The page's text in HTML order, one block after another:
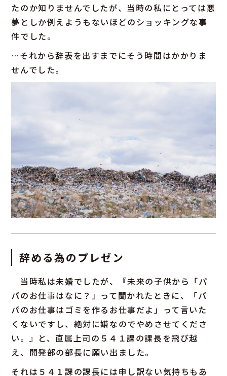
たのか知りませんでしたが、当時の私にとっては悪
夢としか例えようもないほどのショッキングな事
件でした。
…それから辞表を出すまでにそう時間はかかりま
せんでした。
辞める為のプレゼン
当時私は未婚でしたが、『未来の子供から「パ
パのお仕事はなに？」って聞かれたときに、「パ
パのお仕事はゴミを作るお仕事だよ」って言いた
くないですし、絶対に嫌なのでやめさせてくださ
い。』と、直属上司の５４１課の課長を飛び越
え、開発部の部長に願い出ました。
それは５４１課の課長には申し訳ない気持ちもあ